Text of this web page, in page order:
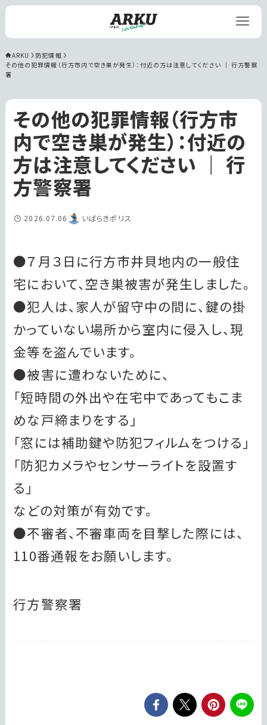
ARKU
防犯情報
その他の犯罪情報（行方市内で空き巣が発生）：付近の方は注意してください ｜ 行方警察
署
その他の犯罪情報（行方市
内で空き巣が発生）：付近の
方は注意してください ｜ 行
方警察署
2026.07.06 いばらきポリス
●７月３日に行方市井貝地内の一般住
宅において、空き巣被害が発生しました。
●犯人は、家人が留守中の間に、鍵の掛
かっていない場所から室内に侵入し、現
金等を盗んでいます。
●被害に遭わないために、
「短時間の外出や在宅中であってもこま
めな戸締まりをする」
「窓には補助鍵や防犯フィルムをつける」
「防犯カメラやセンサーライトを設置す
る」
などの対策が有効です。
●不審者、不審車両を目撃した際には、
110番通報をお願いします。
行方警察署